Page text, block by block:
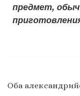
предмет,
Оба